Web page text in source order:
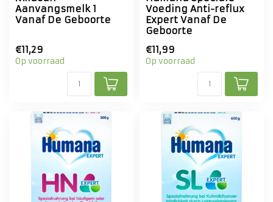
Aanvangsmelk 1
Vanaf De Geboorte
€11,29
Op voorraad
Voeding Anti-reflux
Expert Vanaf De
Geboorte
€11,99
Op voorraad